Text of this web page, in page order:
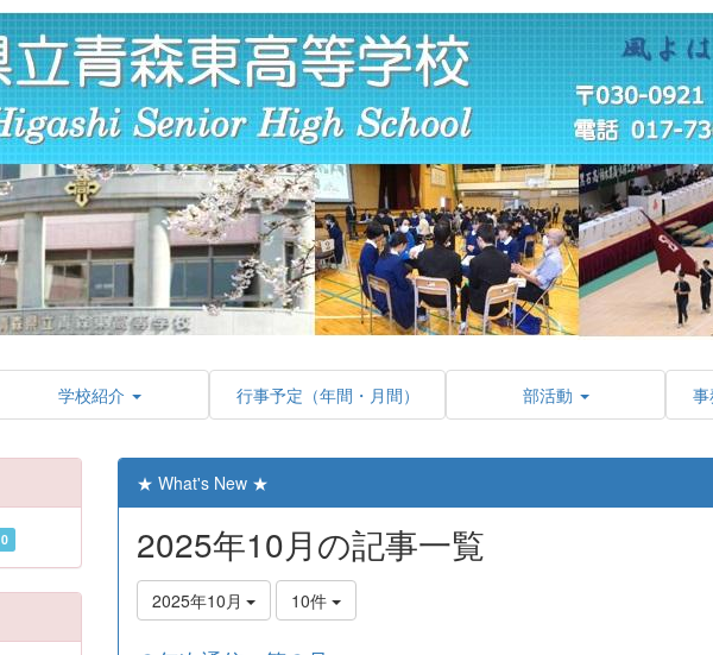
学校紹介 行事予定（年間・月間） 部活動
★ What's New ★
2025年10月の記事一覧
2025年10月 10件
0